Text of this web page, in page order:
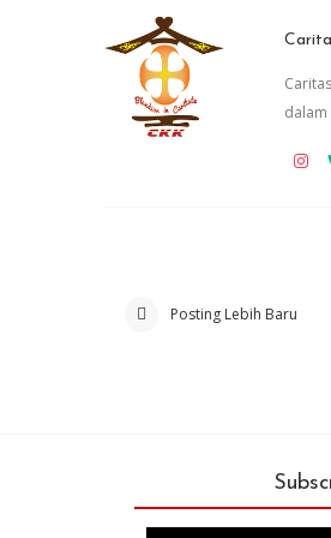
dalam
Posting Lebih Baru